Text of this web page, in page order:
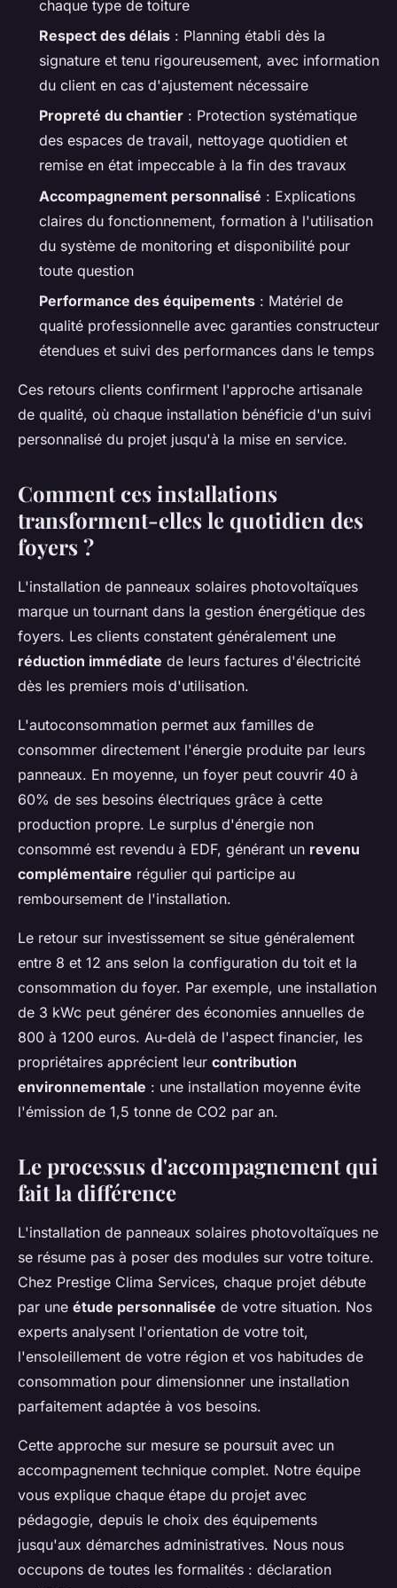
chaque type de toiture
Respect des délais : Planning établi dès la
signature et tenu rigoureusement, avec information
du client en cas d'ajustement nécessaire
Propreté du chantier : Protection systématique
des espaces de travail, nettoyage quotidien et
remise en état impeccable à la fin des travaux
Accompagnement personnalisé : Explications
claires du fonctionnement, formation à l'utilisation
du système de monitoring et disponibilité pour
toute question
Performance des équipements : Matériel de
qualité professionnelle avec garanties constructeur
étendues et suivi des performances dans le temps
Ces retours clients confirment l'approche artisanale
de qualité, où chaque installation bénéficie d'un suivi
personnalisé du projet jusqu'à la mise en service.
Comment ces installations
transforment-elles le quotidien des
foyers ?
L'installation de panneaux solaires photovoltaïques
marque un tournant dans la gestion énergétique des
foyers. Les clients constatent généralement une
réduction immédiate de leurs factures d'électricité
dès les premiers mois d'utilisation.
L'autoconsommation permet aux familles de
consommer directement l'énergie produite par leurs
panneaux. En moyenne, un foyer peut couvrir 40 à
60% de ses besoins électriques grâce à cette
production propre. Le surplus d'énergie non
consommé est revendu à EDF, générant un revenu
complémentaire régulier qui participe au
remboursement de l'installation.
Le retour sur investissement se situe généralement
entre 8 et 12 ans selon la configuration du toit et la
consommation du foyer. Par exemple, une installation
de 3 kWc peut générer des économies annuelles de
800 à 1200 euros. Au-delà de l'aspect financier, les
propriétaires apprécient leur contribution
environnementale : une installation moyenne évite
l'émission de 1,5 tonne de CO2 par an.
Le processus d'accompagnement qui
fait la différence
L'installation de panneaux solaires photovoltaïques ne
se résume pas à poser des modules sur votre toiture.
Chez Prestige Clima Services, chaque projet débute
par une étude personnalisée de votre situation. Nos
experts analysent l'orientation de votre toit,
l'ensoleillement de votre région et vos habitudes de
consommation pour dimensionner une installation
parfaitement adaptée à vos besoins.
Cette approche sur mesure se poursuit avec un
accompagnement technique complet. Notre équipe
vous explique chaque étape du projet avec
pédagogie, depuis le choix des équipements
jusqu'aux démarches administratives. Nous nous
occupons de toutes les formalités : déclaration